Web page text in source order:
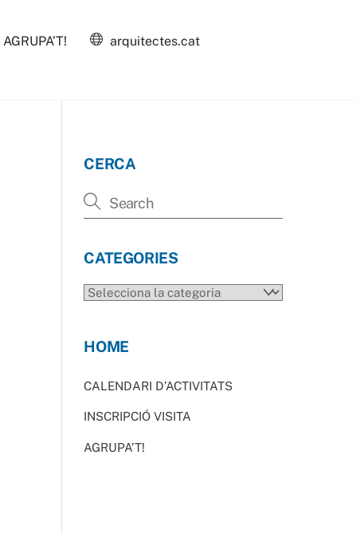
AGRUPA’T! arquitectes.cat
CERCA
CATEGORIES
CATEGORIES
HOME
CALENDARI D’ACTIVITATS
INSCRIPCIÓ VISITA
AGRUPA’T!